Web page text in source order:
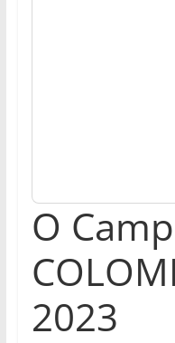
O
2023